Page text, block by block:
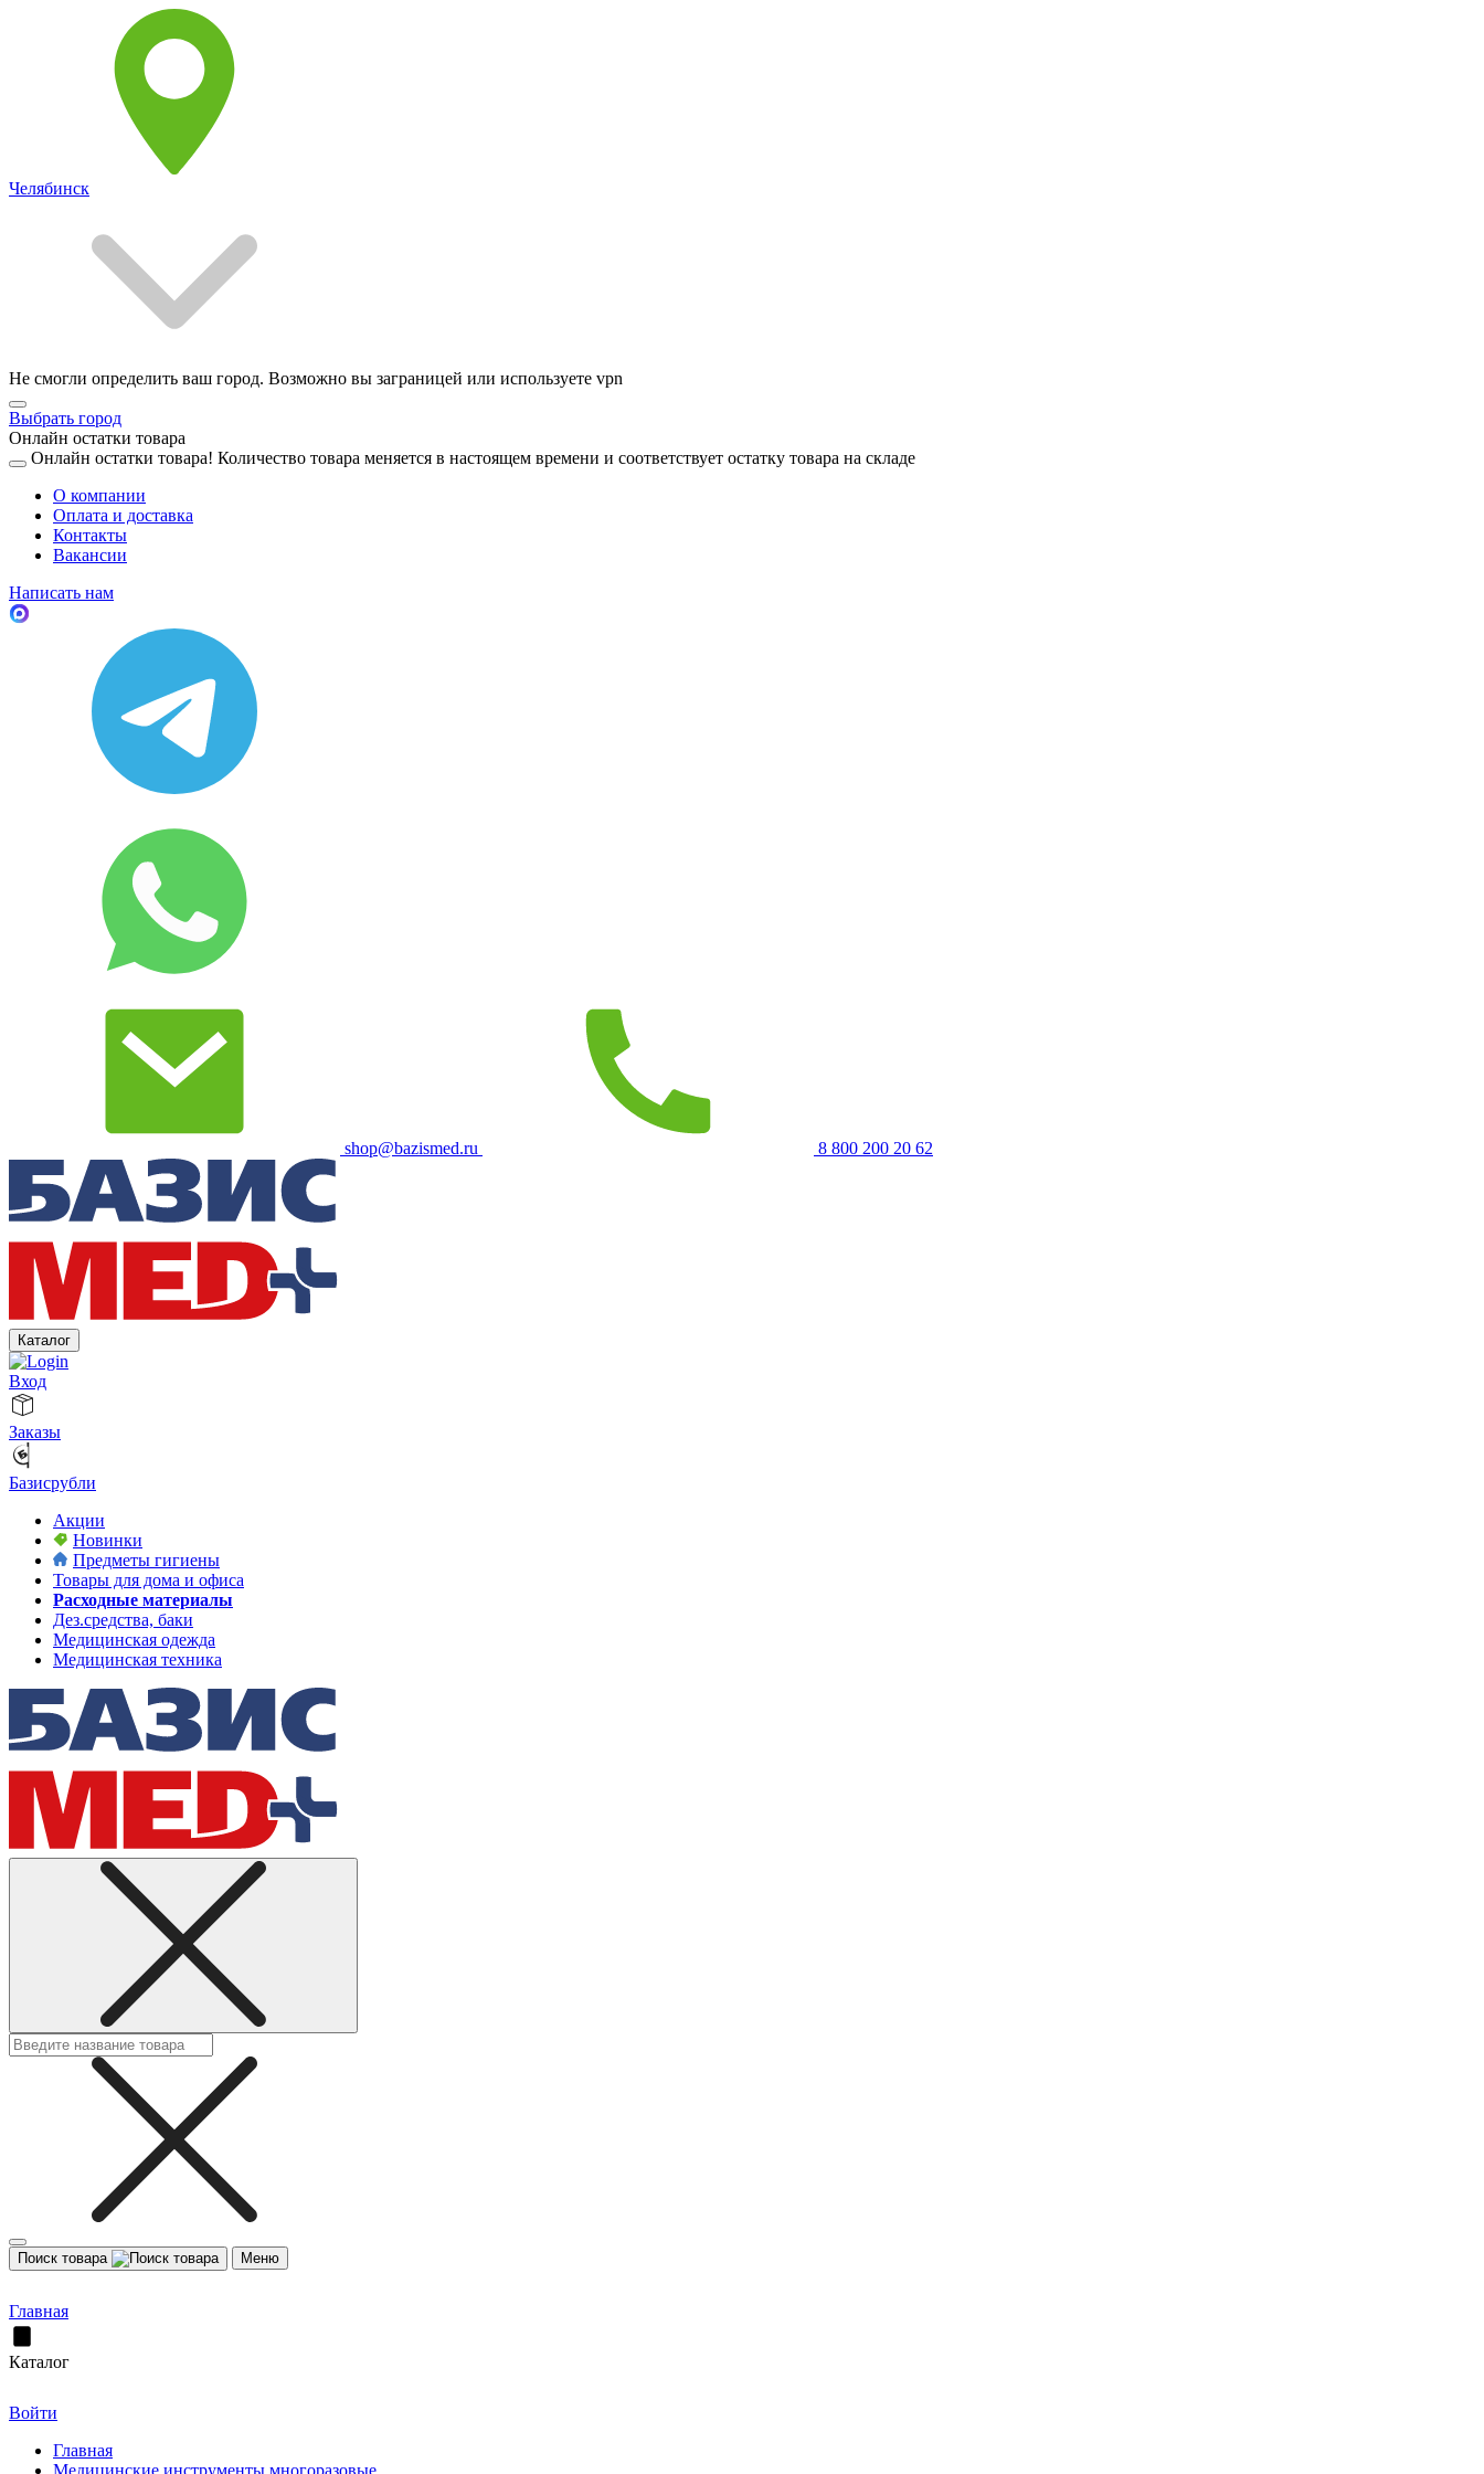
Челябинск
Не смогли определить ваш город. Возможно вы заграницей или используете vpn
Выбрать город
Онлайн остатки товара
Онлайн остатки товара! Количество товара меняется в настоящем времени и соответствует остатку товара на складе
О компании
Оплата и доставка
Контакты
Вакансии
Написать нам
shop@bazismed.ru 8 800 200 20 62
Каталог
Вход
Заказы
Базисрубли
Акции
Новинки
Предметы гигиены
Товары для дома и офиса
Расходные материалы
Дез.средства, баки
Медицинская одежда
Медицинская техника
Поиск товара Меню
Главная
Каталог
Войти
Главная
Медицинские инструменты многоразовые